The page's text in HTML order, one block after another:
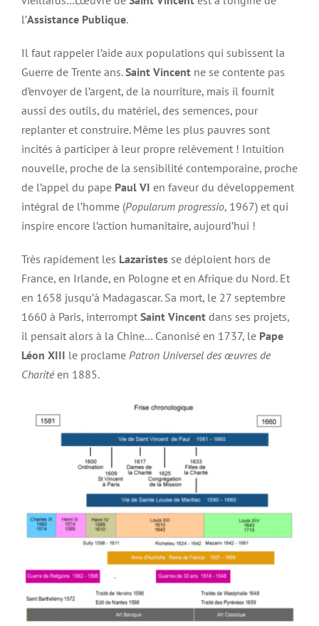
l’Assistance Publique.
Il faut rappeler l’aide aux populations qui subissent la
Guerre de Trente ans.Saint Vincent ne se contente pas
d’envoyer de l’argent, de la nourriture, mais il fournit
aussi des outils, du matériel, des semences, pour
replanter et construire. Même les plus pauvres sont
incités à participer à leur propre relèvement ! Intuition
nouvelle, proche de la sensibilité contemporaine, proche
de l’appel du pape Paul VI en faveur du développement
intégral de l’homme (Popularum progressio, 1967) et qui
inspire encore l’action humanitaire, aujourd’hui !
Très rapidement les Lazaristes se déploient hors de
France, en Irlande, en Pologne et en Afrique du Nord. Et
en 1658 jusqu’à Madagascar. Sa mort, le 27 septembre
1660 à Paris, interrompt Saint Vincent dans ses projets,
il pensait alors à la Chine… Canonisé en 1737, le Pape
Léon XIII le proclame Patron Universel des œuvres de
Charitéen 1885.